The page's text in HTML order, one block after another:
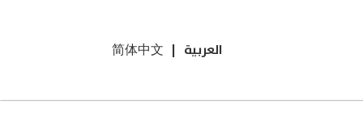
العربية |
简体中文